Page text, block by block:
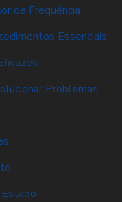
de Frequência
Essenciais
Problemas